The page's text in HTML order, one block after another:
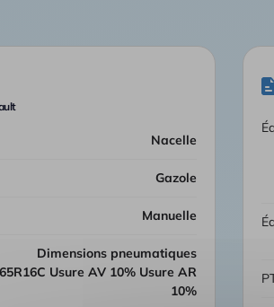
Nacelle
Gazole
manuelle
Dimensions pneumatiques
Usure AV 10% Usure AR
10%